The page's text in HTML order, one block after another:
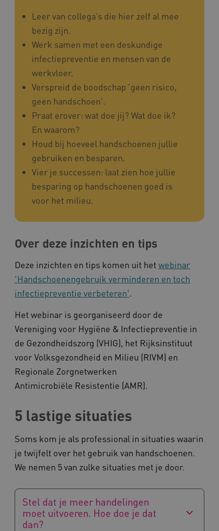
Leer van collega’s die hier zelf al mee
bezig zijn.
Werk samen met een deskundige
infectiepreventie en mensen van de
werkvloer.
Verspreid de boodschap 'geen risico,
geen handschoen'.
Praat erover: wat doe jij? Wat doe ik?
En waarom?
Houd bij hoeveel handschoenen jullie
gebruiken en besparen.
Vier je successen: laat zien hoe jullie
besparing op handschoenen goed is
voor het milieu.
Over deze inzichten en tips
Deze inzichten en tips komen uit het webinar
'Handschoenengebruik verminderen en toch
infectiepreventie verbeteren'.
Het webinar is georganiseerd door de
Vereniging voor Hygiëne & Infectiepreventie in
de Gezondheidszorg (VHIG), het Rijksinstituut
voor Volksgezondheid en Milieu (RIVM) en
Regionale Zorgnetwerken
Antimicrobiële Resistentie (AMR).
5 lastige situaties
Soms kom je als professional in situaties waarin
je twijfelt over het gebruik van handschoenen.
We nemen 5 van zulke situaties met je door.
Stel dat je meer handelingen
moet uitvoeren. Hoe doe je dat
dan?
__cf_bm
.vimeo.com
BCSessionID vilans.blueconic.net
ARRAffinity
Microsoft Corporation
.www.kennispleingehandicaptensector.nl
CookieScriptConsent
CookieScript
www.kennispleingehandicaptensector.nl
vilans.blueconic.net
AWSALBCORS
Amazon.com Inc.
a594.kennispleingehandicaptensector.nl
UMB_SESSION www.kennispleingehandicaptensector.nl
ARRAffinitySameSite
Microsoft Corporation
.www.kennispleingehandicaptensector.nl
Google Privacy Policy